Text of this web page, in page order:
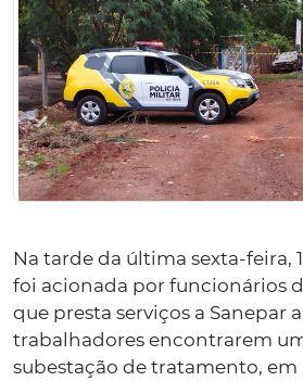
Na tarde da última sexta-feira,
foi acionada por funcionários
que presta serviços a Sanepar
trabalhadores encontrarem
subestação de tratamento, em